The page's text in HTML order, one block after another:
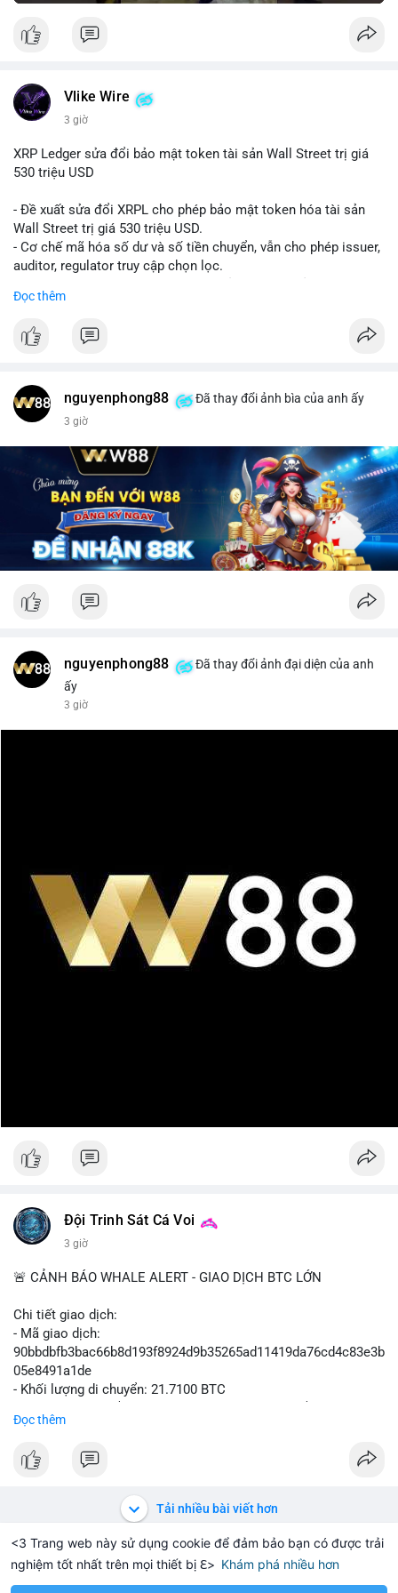
<3 Trang web này sử dụng cookie để đảm bảo bạn có được trải
nghiệm tốt nhất trên mọi thiết bị ℇ> Khám phá nhiều hơn
$1,917.28 +0.61% Solana $74.74 +2.45%
Vlike Wire
3 giờ
XRP Ledger sửa đổi bảo mật token tài sản Wall Street trị giá
530 triệu USD
- Đề xuất sửa đổi XRPL cho phép bảo mật token hóa tài sản
Wall Street trị giá 530 triệu USD.
- Cơ chế mã hóa số dư và số tiền chuyển, vẫn cho phép issuer,
auditor, regulator truy cập chọn lọc.
tài chính.
chức tài chính.
$xrp
#titanbot
📰 Nguồn: CoinDesk
Đọc thêm
nguyenphong88 Đã thay đổi ảnh bìa của anh ấy
3 giờ
nguyenphong88
Đã thay đổi ảnh đại diện của anh
ấy
3 giờ
Đội Trinh Sát Cá Voi
3 giờ
🚨 CẢNH BÁO WHALE ALERT - GIAO DỊCH BTC LỚN
Chi tiết giao dịch:
- Mã giao dịch:
90bbdbfb3bac66b8d193f8924d9b35265ad11419da76cd4c83e3b
05e8491a1de
- Khối lượng di chuyển: 21.7100 BTC
USD)
Giao dịch 21.71 BTC trị giá hơn 1.4 triệu USD được phát hiện
trong mempool chưa xác nhận. Quy mô này cho thấy dấu hiệu
của một tổ chức hoặc cá nhân sở hữu khối lượng lớn đang
thực hiện thao tác. Khả năng cao đây là hành vi chuyển tài sản
lên sàn giao dịch để chuẩn bị thanh khoản hoặc bán ra, tạo áp
Đọc thêm
Tải nhiều bài viết hơn